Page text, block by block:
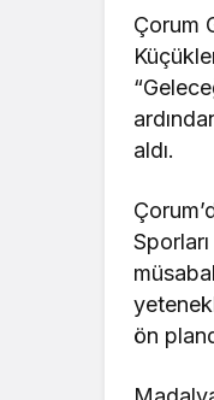
Çorum
aldı.
ön